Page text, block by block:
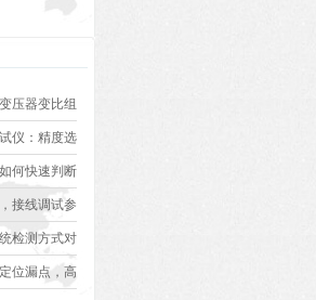
压器变比组
见组别识别
仪：精度选
程标准化操
何快速判断
接线调试参
教程
检测方式对
分析
位漏点，高